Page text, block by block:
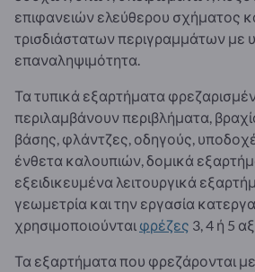
επιφανειών ελεύθερου σχήματος
τρισδιάστατων περιγραμμάτων με
επαναληψιμότητα.
Τα τυπικά εξαρτήματα
περιλαμβάνουν περιβλήματα,
βάσης, φλάντζες, οδηγούς,
ένθετα καλουπιών, δομικά
εξειδικευμένα λειτουργικά
γεωμετρία και την εργασία
χρησιμοποιούνται φρέζες 3, 4 ή 5
Τα εξαρτήματα που φρεζάρονται